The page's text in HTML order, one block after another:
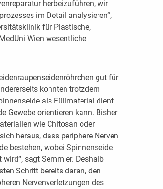
herbeizuführen, wir
im Detail analysieren“,
für Plastische,
Wien wesentliche
gut für
konnten trotzdem
als Füllmaterial dient
Gewebe orientieren kann. Bisher
wie Chitosan oder
heraus, dass periphere Nerven
bestehen, wobei Spinnenseide
sagt Semmler. Deshalb
Schritt bereits daran, den
Nervenverletzungen des